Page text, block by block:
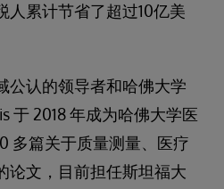
人累计节省了超过10亿美
公认的领导者和哈佛大学
于 2018 年成为哈佛大学医
多篇关于质量测量、医疗
论文，目前担任斯坦福大